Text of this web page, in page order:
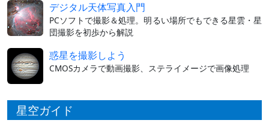
デジタル天体写真入門
PCソフトで撮影＆処理。明るい場所でもできる星雲・星
団撮影を初歩から解説
惑星を撮影しよう
CMOSカメラで動画撮影、ステライメージで画像処理
星空ガイド